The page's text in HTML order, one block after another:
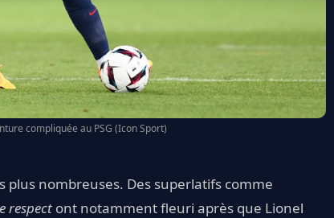
compliquée au PSG (Icon Sport)
plus nombreuses. Des superlatifs comme
respect ont notamment fleuri après que Lionel